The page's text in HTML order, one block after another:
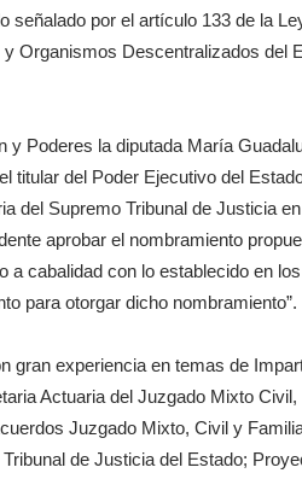
señalado por el artículo 133 de la
Organismos Descentralizados del
y Poderes la diputada María
titular del Poder Ejecutivo del
del Supremo Tribunal de Justicia
aprobar el nombramiento
a cabalidad con lo establecido en
para otorgar dicho nombramiento”.
gran experiencia en temas de
Actuaria del Juzgado Mixto
Juzgado Mixto, Civil y
de Justicia del Estado;